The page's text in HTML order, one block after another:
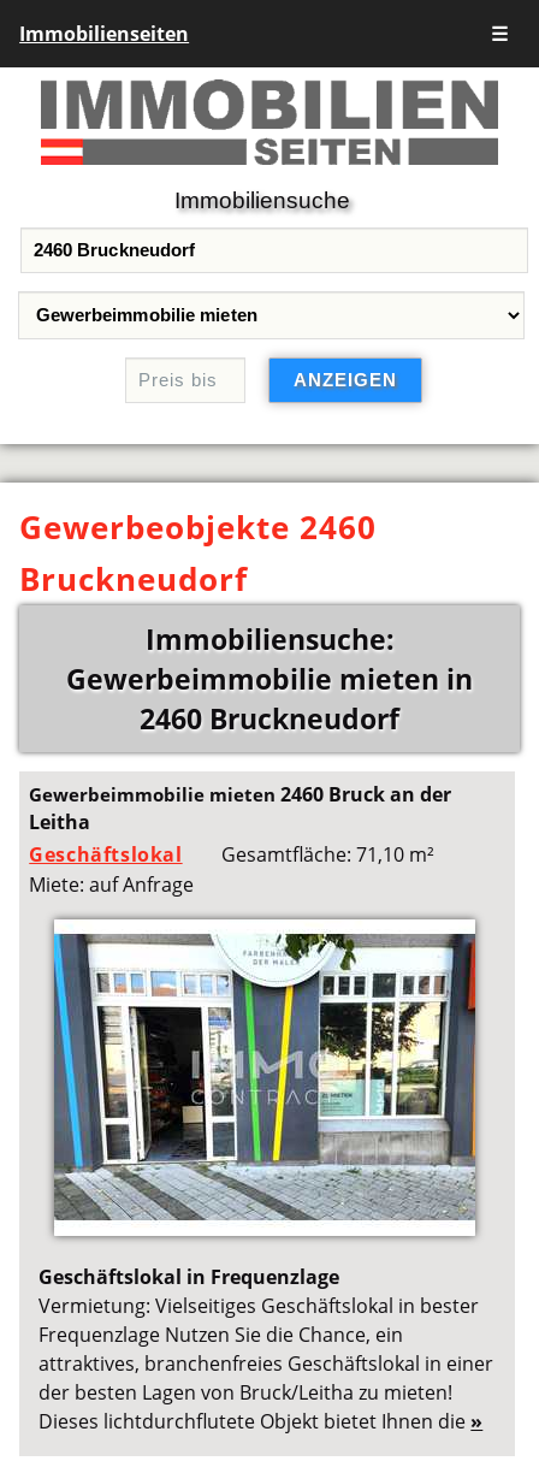
Immobilienseiten ☰
Immobiliensuche
Gewerbeobjekte 2460
Bruckneudorf
Immobiliensuche:
Gewerbeimmobilie mieten in
2460 Bruckneudorf
Gewerbeimmobilie mieten2460 Bruck an der
Leitha
Geschäftslokal
Gesamtfläche: 71,10 m²
Miete: auf Anfrage
Geschäftslokal in Frequenzlage
Vermietung: Vielseitiges Geschäftslokal in bester
Frequenzlage Nutzen Sie die Chance, ein
attraktives, branchenfreies Geschäftslokal in einer
der besten Lagen von Bruck/Leitha zu mieten!
Dieses lichtdurchflutete Objekt bietet Ihnen die »